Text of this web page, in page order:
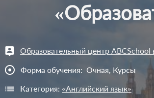
Образовательный центр ABCSchool
adjust Форма обучения:Очная, Курсы
Категория: «Английский язык»